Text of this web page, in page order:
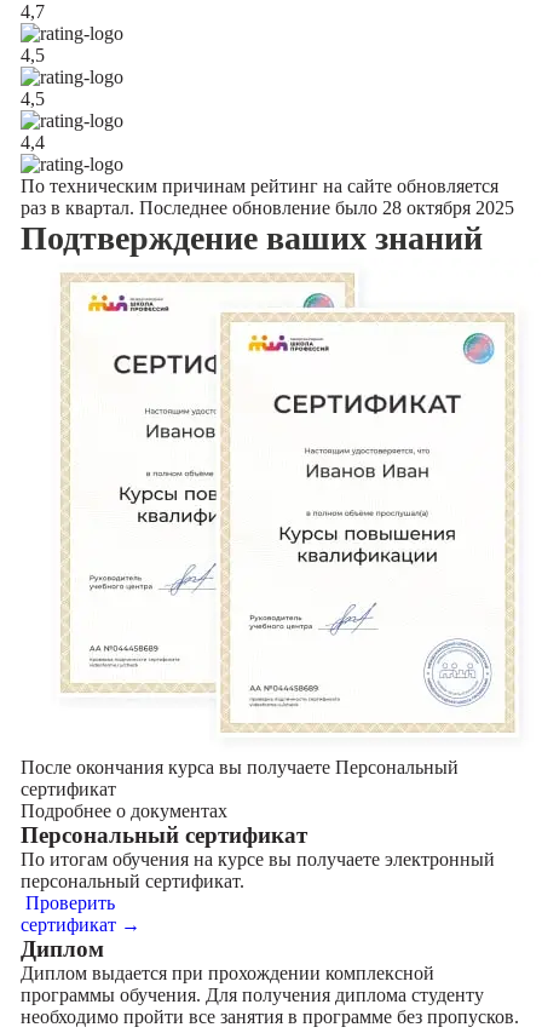
4,7
4,5
4,5
4,4
По техническим причинам рейтинг на сайте обновляется
раз в квартал. Последнее обновление было 28 октября 2025
Подтверждение ваших знаний
После окончания курса вы получаете Персональный
сертификат
Подробнее о документах
Персональный сертификат
По итогам обучения на курсе вы получаете электронный
персональный сертификат.
Проверить
сертификат →
Диплом
Диплом выдается при прохождении комплексной
программы обучения. Для получения диплома студенту
необходимо пройти все занятия в программе без пропусков.